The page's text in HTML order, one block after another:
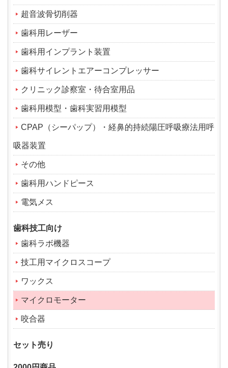
超音波骨切削器
歯科用レーザー
歯科用インプラント装置
歯科サイレントエアーコンプレッサー
クリニック診察室・待合室用品
歯科用模型・歯科実習用模型
CPAP（シーパップ）・経鼻的持続陽圧呼吸療法用呼
吸器装置
その他
歯科用ハンドピース
電気メス
歯科技工向け
歯科ラボ機器
技工用マイクロスコープ
ワックス
マイクロモーター
咬合器
セット売り